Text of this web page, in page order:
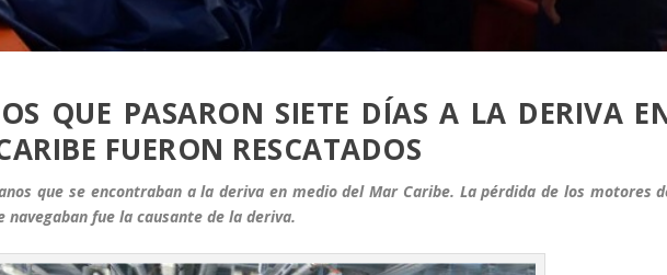
QUE PASARON SIETE DÍAS A LA DERIVA
FUERON RESCATADOS
que se encontraban a la deriva en medio del Mar Caribe. La pérdida de los motores
navegaban fue la causante de la deriva.